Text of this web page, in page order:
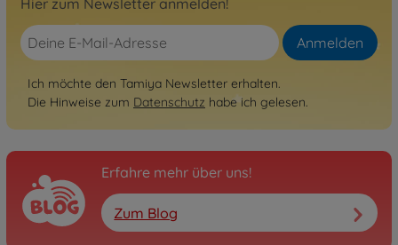
300056312
389,99 €
Hier zum Newsletter anmelden!
Anmelden
Ich möchte den Tamiya Newsletter erhalten.
Die Hinweise zum Datenschutz habe ich gelesen.
Erfahre mehr über uns!
Zum Blog